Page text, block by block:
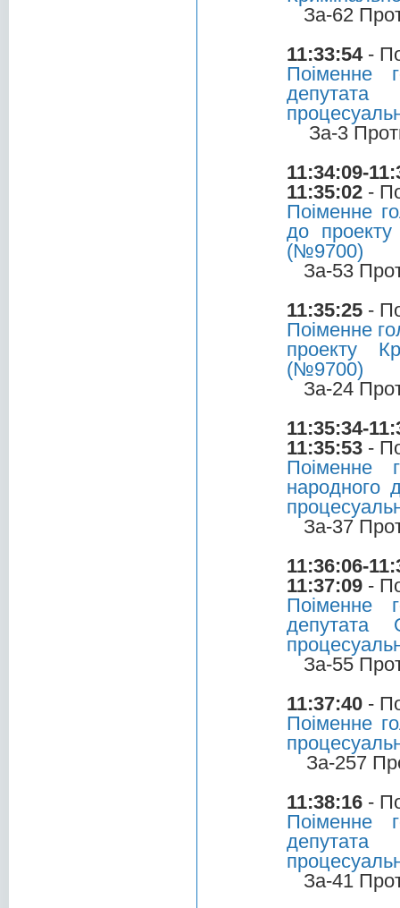
За-62
11:33:54-
Поіменне
депутата
За-3
11:34:09-
11:35:02 -
Поіменне
до проекту
(№9700)
За-53
11:35:25 -
Поіменне
проекту
(№9700)
За-24
11:35:34-
11:35:53 -
Поіменне
народного
За-37
11:36:06-
11:37:09 -
Поіменне
депутата
За-55
11:37:40 -
Поіменне
За-257
11:38:16 -
Поіменне
За-41